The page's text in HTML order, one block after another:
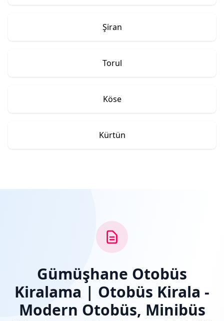
Şiran
Torul
Köse
Kürtün
Gümüşhane Otobüs
Kiralama | Otobüs Kirala -
Modern Otobüs, Minibüs